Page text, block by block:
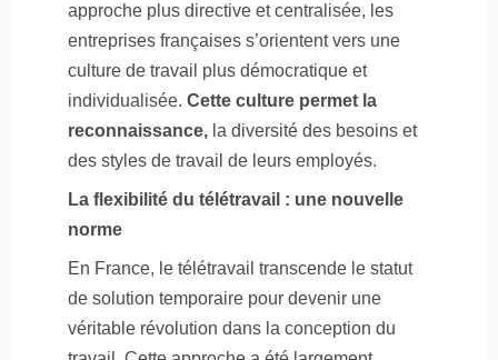
approche plus directive et centralisée, les
entreprises françaises s’orientent vers une
culture de travail plus démocratique et
individualisée.Cette culture permet la
reconnaissance, la diversité des besoins et
des styles de travail de leurs employés.
La flexibilité du télétravail : une nouvelle
norme
En France, le télétravail transcende le statut
de solution temporaire pour devenir une
véritable révolution dans la conception du